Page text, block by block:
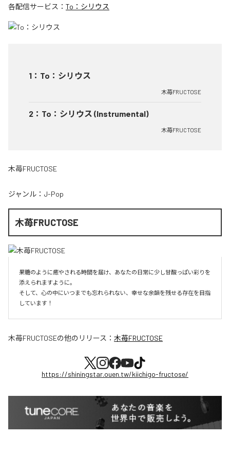
各配信サービス： To：シリウス
1 ： To：シリウス
木苺FRUCTOSE
2 ： To：シリウス (Instrumental)
木苺FRUCTOSE
木苺FRUCTOSE
ジャンル： J-Pop
木苺FRUCTOSE
果糖のように癒やされる時間を届け、あなたの日常に少し甘酸っぱい彩りを
添えられますように。
そして、心の中にいつまでも忘れられない、幸せな余韻を残せる存在を目指
しています！
木苺FRUCTOSEの他のリリース： 木苺FRUCTOSE
https://shiningstar.ouen.tw/kiichigo-fructose/